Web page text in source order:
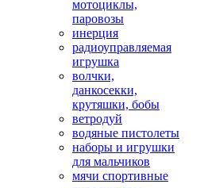
мотоциклы,
паровозы
инерция
радиоуправляемая
игрушка
волчки,
данкосекки,
крутяшки, бобы
ветродуй
водяные пистолеты
наборы и игрушки
для мальчиков
мячи спортивные